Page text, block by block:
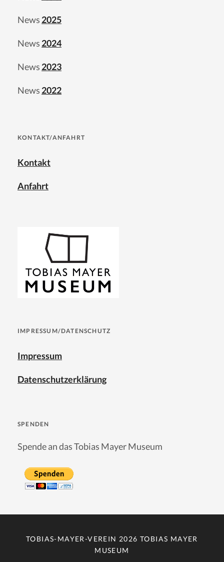
News 2025
News 2024
News 2023
News 2022
KONTAKT/ANFAHRT
Kontakt
Anfahrt
IMPRESSUM/DATENSCHUTZ
Impressum
Datenschutzerklärung
SPENDEN
Spende an das Tobias Mayer Museum
TOBIAS-MAYER-VEREIN 2026TOBIAS MAYER
MUSEUM